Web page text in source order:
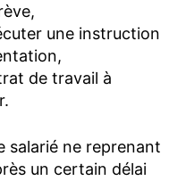
une instruction
de travail à
salarié ne reprenant
un certain délai